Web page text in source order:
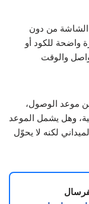
الشاشة من دون
واضحة للكود أو
والوقت
موعد الوصول،
وهل يشمل الموعد
لكنه لا يحوّل